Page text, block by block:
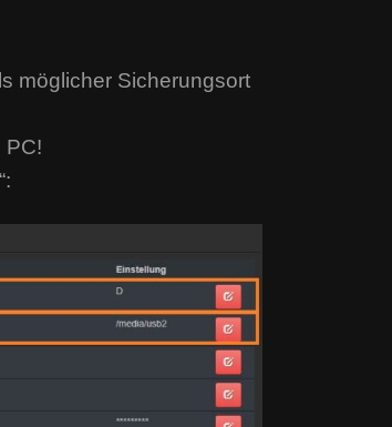
möglicher Sicherungsort
PC!